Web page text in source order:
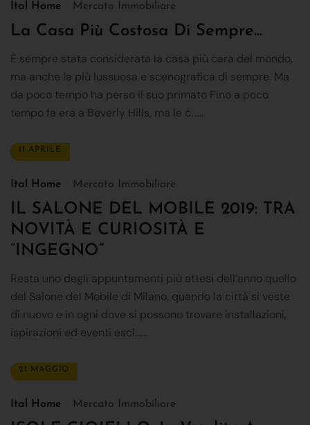
Ital Home Mercato Immobiliare
La Casa Più Costosa Di Sempre...
È sempre stata considerata la casa più cara del mondo,
ma anche la più lussuosa e scenografica di sempre. Ma
da poco tempo ha perso il suo primato Fino a poco
tempo fa era a Beverly Hills, ma le c......
11 APRILE
Ital Home Mercato Immobiliare
IL SALONE DEL MOBILE 2019: TRA
NOVITÀ E CURIOSITÀ E
“INGEGNO”
Resta uno degli appuntamenti più attesi dell’anno quello
del Salone del Mobile di Milano, quando la città si veste
di nuovo e in ogni dove si possono trovare installazioni,
ispirazioni ed eventi escl......
21 MAGGIO
Ital Home Mercato Immobiliare